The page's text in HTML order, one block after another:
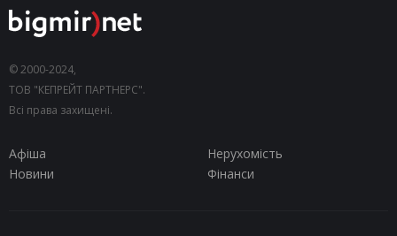
© 2000-2024,
ТОВ "КЕПРЕЙТ ПАРТНЕРС".
Всі права захищені.
Афіша
Нерухомість
Новини
Фінанси